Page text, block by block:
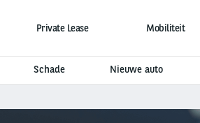
Private Lease Mobiliteit
Schade Nieuwe auto